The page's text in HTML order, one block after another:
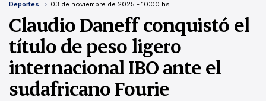
Deportes 03 de noviembre de 2025 - 10:00 hs
Claudio Daneff conquistó el
título de peso ligero
internacional IBO ante el
sudafricano Fourie